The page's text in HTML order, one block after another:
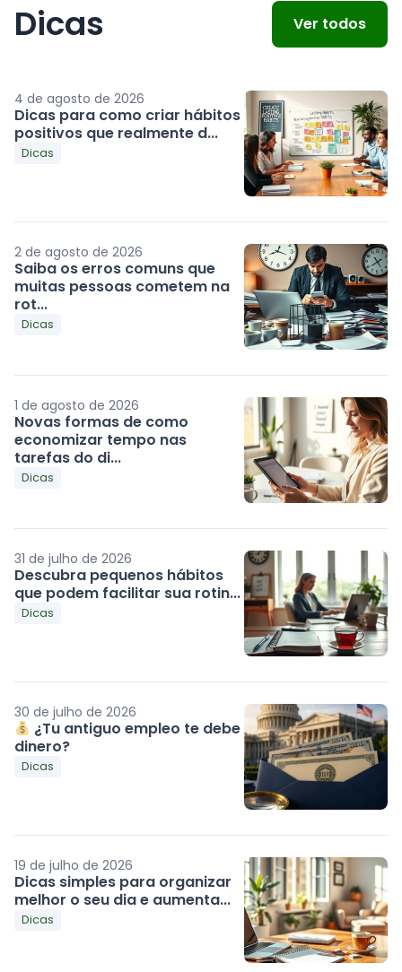
Dicas Ver todos
4 de agosto de 2026
Dicas para como criar hábitos
positivos que realmente d...
Dicas
2 de agosto de 2026
Saiba os erros comuns que
muitas pessoas cometem na
rot...
Dicas
1 de agosto de 2026
Novas formas de como
economizar tempo nas
tarefas do di...
Dicas
31 de julho de 2026
Descubra pequenos hábitos
que podem facilitar sua rotin...
Dicas
30 de julho de 2026
¿Tu antiguo empleo te debe
dinero?
Dicas
19 de julho de 2026
Dicas simples para organizar
melhor o seu dia e aumenta...
Dicas